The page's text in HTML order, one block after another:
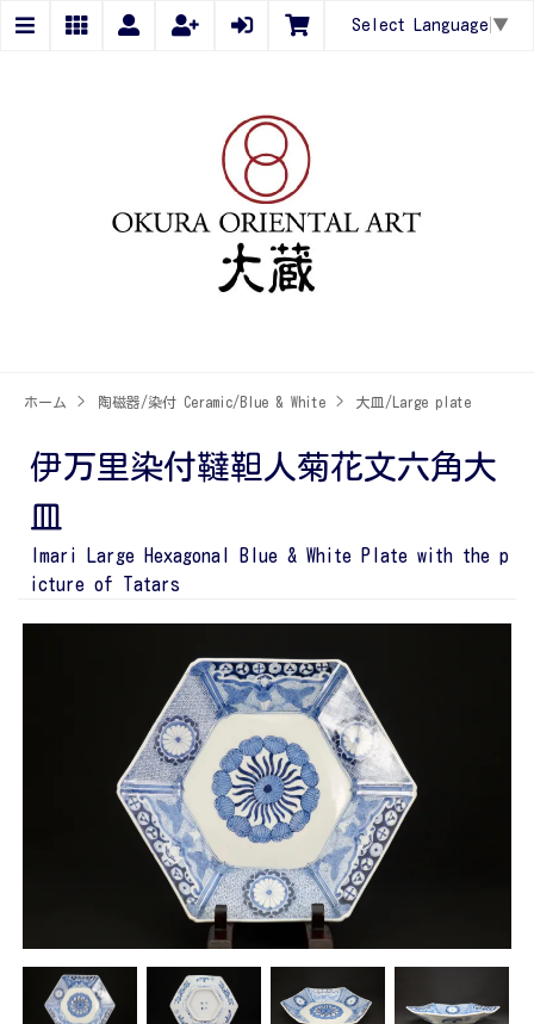
Select Language ▼
ホーム > 陶磁器/染付 Ceramic/Blue & White > 大皿/Large plate
伊万里染付韃靼人菊花文六角大
皿
Imari Large Hexagonal Blue & White Plate with the p
icture of Tatars